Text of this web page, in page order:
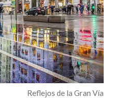
Reflejos de la Gran Vía